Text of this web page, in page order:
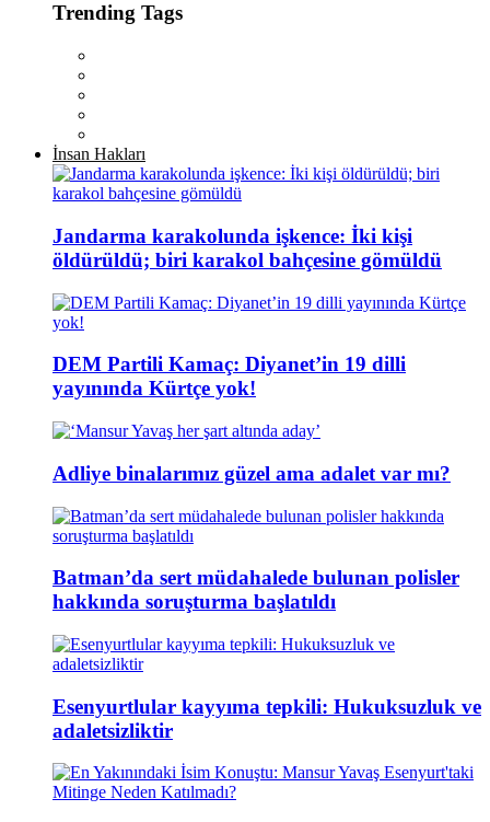
Trending Tags
İnsan Hakları
Jandarma karakolunda işkence: İki kişi
öldürüldü; biri karakol bahçesine gömüldü
DEM Partili Kamaç: Diyanet’in 19 dilli
yayınında Kürtçe yok!
Adliye binalarımız güzel ama adalet var mı?
Batman’da sert müdahalede bulunan polisler
hakkında soruşturma başlatıldı
Esenyurtlular kayyıma tepkili: Hukuksuzluk ve
adaletsizliktir